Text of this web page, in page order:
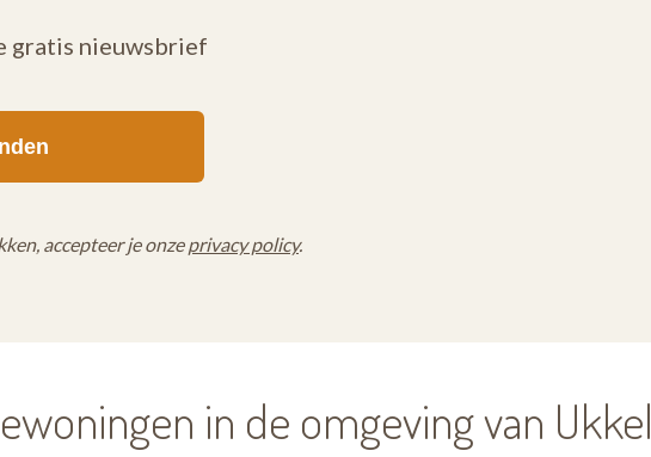
gratis nieuwsbrief
accepteer je onzeprivacy policy.
in de omgeving van Ukkel